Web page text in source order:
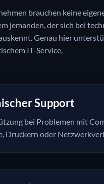
brauchen keine
jemanden, der sich bei
Genau hier
IT-Service.
Support
bei Problemen mit
Druckern oder